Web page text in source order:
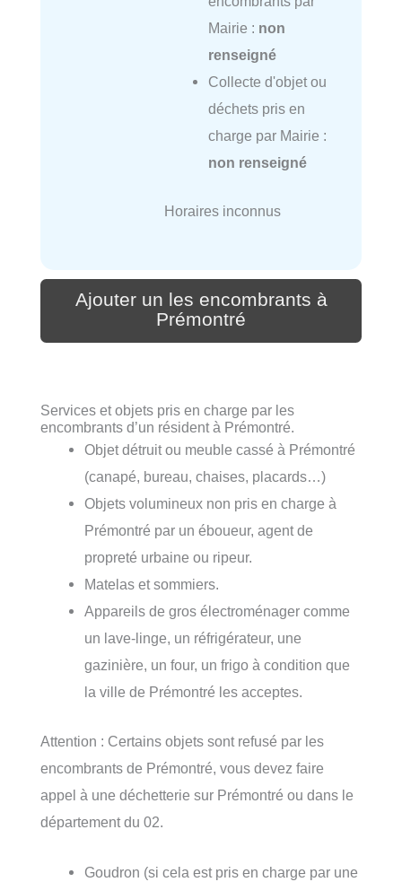
Mairie : non
renseigné
Collecte d'objet ou
déchets pris en
charge par Mairie :
non renseigné
Horaires inconnus
Ajouter un les encombrants à
Prémontré
Services et objets pris en charge par les
encombrants d’un résident à Prémontré.
Objet détruit ou meuble cassé à Prémontré
(canapé, bureau, chaises, placards…)
Objets volumineux non pris en charge à
Prémontré par un éboueur, agent de
propreté urbaine ou ripeur.
Matelas et sommiers.
Appareils de gros électroménager comme
un lave-linge, un réfrigérateur, une
gazinière, un four, un frigo à condition que
la ville de Prémontré les acceptes.
Attention : Certains objets sont refusé par les
encombrants de Prémontré, vous devez faire
appel à une déchetterie sur Prémontré ou dans le
département du 02.
Goudron (si cela est pris en charge par une